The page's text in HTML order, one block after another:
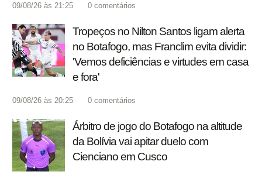
09/08/26 às 21:25 0 comentários
Tropeços no Nilton Santos ligam alerta
no Botafogo, mas Franclim evita dividir:
'Vemos deficiências e virtudes em casa
e fora'
09/08/26 às 20:25 0 comentários
Árbitro de jogo do Botafogo na altitude
da Bolívia vai apitar duelo com
Cienciano em Cusco